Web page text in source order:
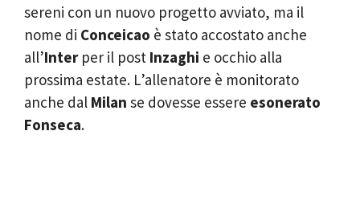
sereni con un nuovo progetto avviato, ma il
nome di Conceicao è stato accostato anche
all’Interper il post Inzaghi e occhio alla
prossima estate. L’allenatore è monitorato
anche dal Milan se dovesse essere esonerato
Fonseca.